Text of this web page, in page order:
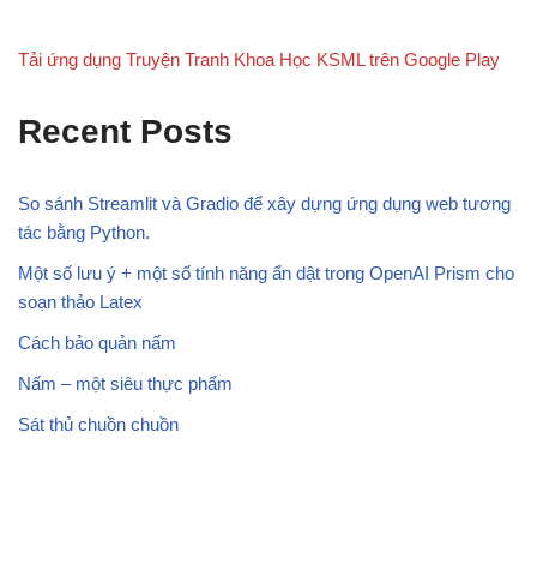
Tải ứng dụng Truyện Tranh Khoa Học KSML trên Google Play
Recent Posts
So sánh Streamlit và Gradio để xây dựng ứng dụng web tương
tác bằng Python.
Một số lưu ý + một số tính năng ẩn dật trong OpenAI Prism cho
soạn thảo Latex
Cách bảo quản nấm
Nấm – một siêu thực phẩm
Sát thủ chuồn chuồn